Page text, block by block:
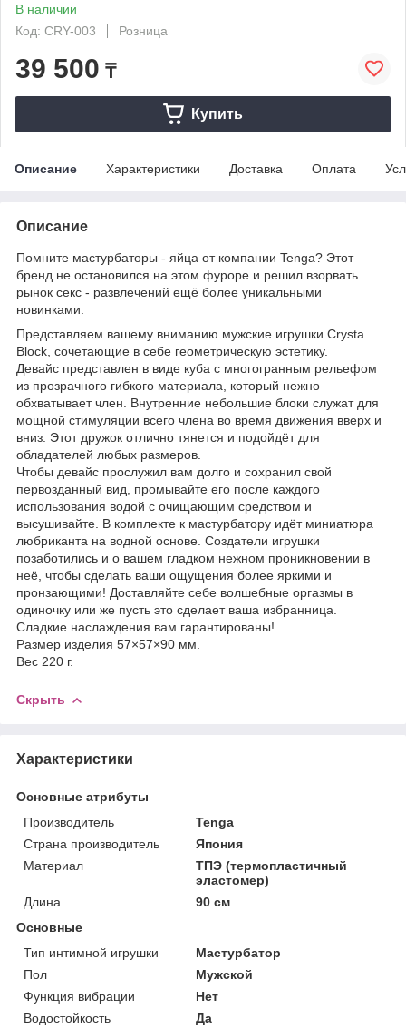
В наличии
Код: CRY-003
Розница
39 500 ₸
Купить
Описание Характеристики Доставка Оплата
Описание
Помните мастурбаторы - яйца от компании Tenga? Этот
бренд не остановился на этом фуроре и решил взорвать
рынок секс - развлечений ещё более уникальными
новинками.
Представляем вашему вниманию мужские игрушки Crysta
Block, сочетающие в себе геометрическую эстетику.
Девайс представлен в виде куба с многогранным рельефом
из прозрачного гибкого материала, который нежно
обхватывает член. Внутренние небольшие блоки служат для
мощной стимуляции всего члена во время движения вверх и
вниз. Этот дружок отлично тянется и подойдёт для
обладателей любых размеров.
Чтобы девайс прослужил вам долго и сохранил свой
первозданный вид, промывайте его после каждого
использования водой с очищающим средством и
высушивайте. В комплекте к мастурбатору идёт миниатюра
любриканта на водной основе. Создатели игрушки
позаботились и о вашем гладком нежном проникновении в
неё, чтобы сделать ваши ощущения более яркими и
пронзающими! Доставляйте себе волшебные оргазмы в
одиночку или же пусть это сделает ваша избранница.
Сладкие наслаждения вам гарантированы!
Размер изделия 57×57×90 мм.
Вес 220 г.
Скрыть
Характеристики
Основные атрибуты
Производитель
Tenga
Страна производитель
Япония
Материал
ТПЭ (термопластичный
эластомер)
Длина
90 см
Основные
Тип интимной игрушки
Мастурбатор
Пол
Мужской
Функция вибрации
Нет
Водостойкость
Да